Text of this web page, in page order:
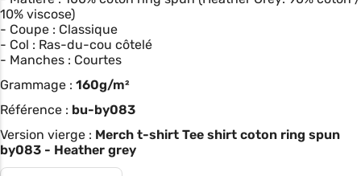
10% viscose)
- Coupe : Classique
- Col : Ras-du-cou côtelé
- Manches : Courtes
Grammage : 160g/m²
Référence : bu-by083
Version vierge : Merch t-shirt Tee shirt coton ring spun
by083 - Heather grey